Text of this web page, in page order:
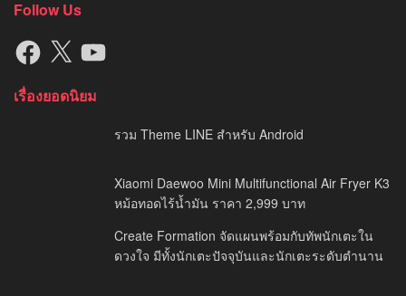
Follow Us
Facebook
X YouTube
เรื่องยอดนิยม
รวม Theme LINE สำหรับ Android
Xiaomi Daewoo Mini Multifunctional Air Fryer K3
หม้อทอดไร้น้ำมัน ราคา 2,999 บาท
Create Formation จัดแผนพร้อมกับทัพนักเตะใน
ดวงใจ มีทั้งนักเตะปัจจุบันและนักเตะระดับตำนาน